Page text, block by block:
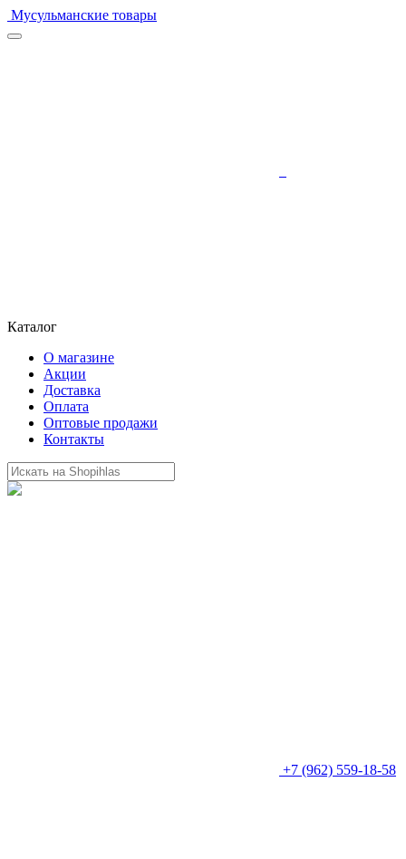
Мусульманские товары
Каталог
О магазине
Акции
Доставка
Оплата
Оптовые продажи
Контакты
+7 (962) 559-18-58